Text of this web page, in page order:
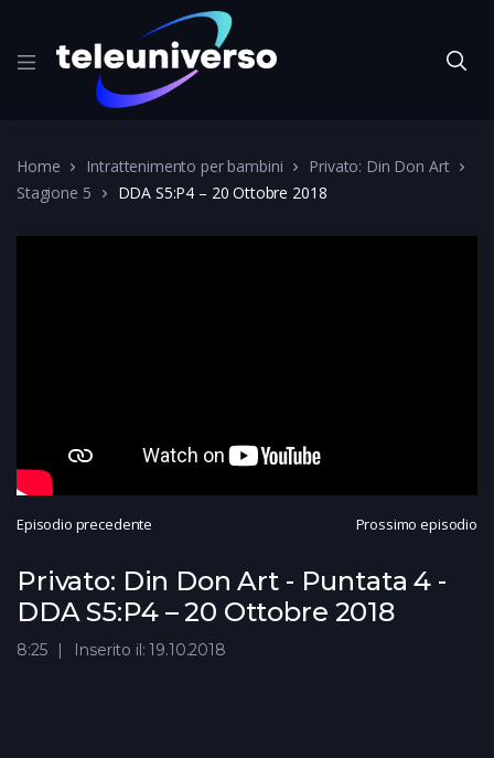
Home Intrattenimento per bambini
Privato: Din Don Art
Stagione 5
DDA S5:P4 – 20 Ottobre 2018
Episodio precedente Prossimo episodio
Privato: Din Don Art - Puntata 4 -
DDA S5:P4 – 20 Ottobre 2018
8:25 Inserito il: 19.10.2018